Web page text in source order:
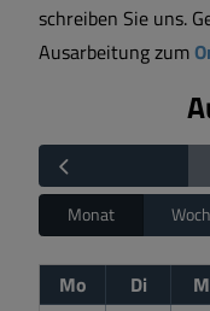
schreiben Sie uns.
Ausarbeitung zum
Monat
Mo Di